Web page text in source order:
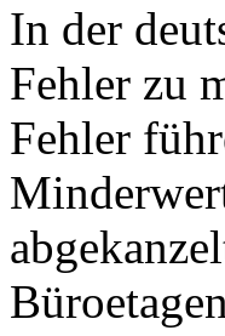
In der
Fehler zu
Fehler